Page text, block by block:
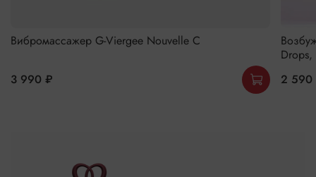
Вибромассажер G-Viergee Nouvelle C
3 990 ₽
2 590